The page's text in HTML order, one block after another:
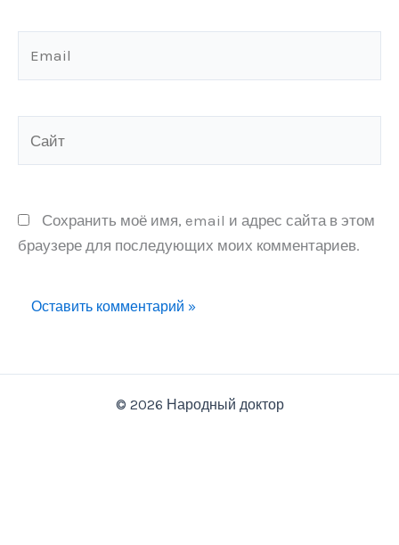
Сохранить моё имя, email и адрес сайта в этом
браузере для последующих моих комментариев.
© 2026 Народный доктор